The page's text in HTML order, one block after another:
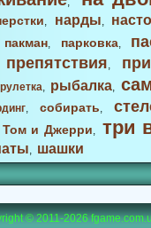
, нарды,
пакман, парковка,
препятствия,
рулетка, рыбалка,
, собирать,
Том и Джерри, три
, шашки
© 2011-2026